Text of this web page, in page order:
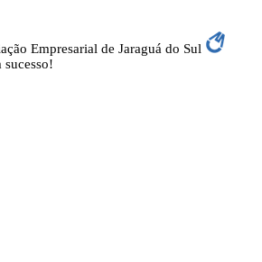
Empresarial de Jaraguá do Sul
sucesso!